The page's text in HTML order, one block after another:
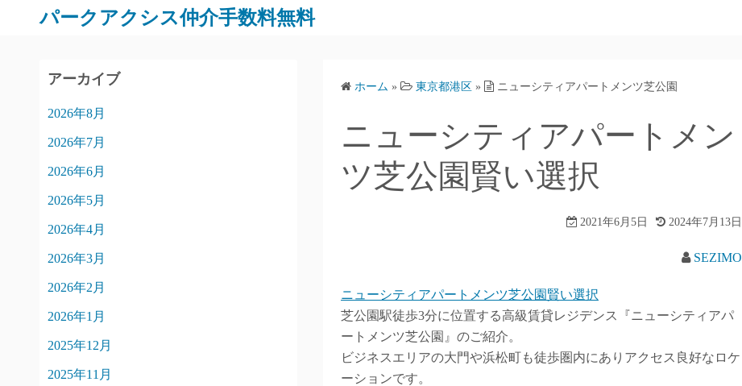
パークアクシス仲介手数料無料
ホーム » 東京都港区 » ニューシティアパートメンツ芝公園
ニューシティアパートメン
ツ芝公園賢い選択
2021年6月5日 2024年7月13日
SEZIMO
ニューシティアパートメンツ芝公園賢い選択
芝公園駅徒歩3分に位置する高級賃貸レジデンス『ニューシティアパ
ートメンツ芝公園』のご紹介。
ビジネスエリアの大門や浜松町も徒歩圏内にありアクセス良好なロケ
ーションです。
アーカイブ
2026年8月
2026年7月
2026年6月
2026年5月
2026年4月
2026年3月
2026年2月
2026年1月
2025年12月
2025年11月